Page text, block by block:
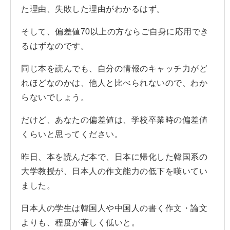
た理由、失敗した理由がわかるはず。
そして、偏差値70以上の方ならご自身に応用でき
るはずなのです。
同じ本を読んでも、自分の情報のキャッチ力がど
れほどなのかは、他人と比べられないので、わか
らないでしょう。
だけど、あなたの偏差値は、学校卒業時の偏差値
くらいと思ってください。
昨日、本を読んだ本で、日本に帰化した韓国系の
大学教授が、日本人の作文能力の低下を嘆いてい
ました。
日本人の学生は韓国人や中国人の書く作文・論文
よりも、程度が著しく低いと。